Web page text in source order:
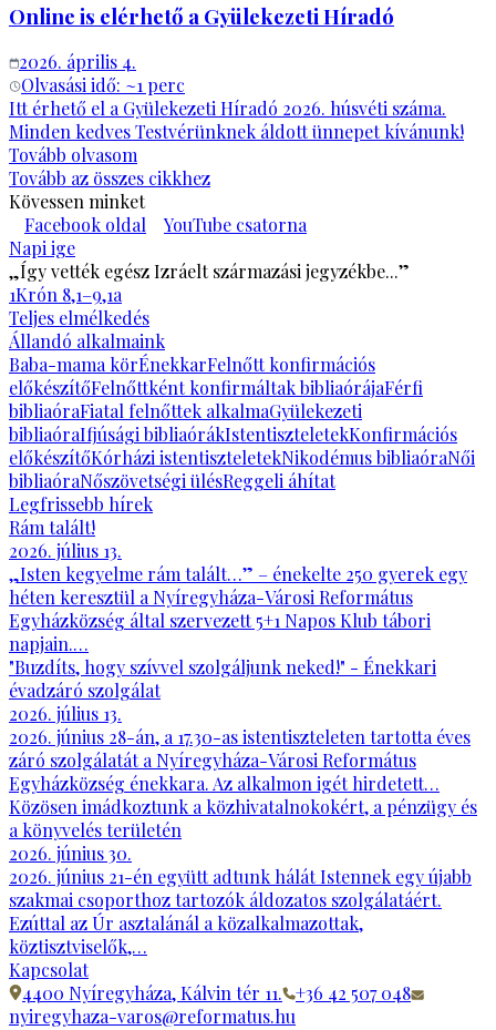
Online is elérhető a Gyülekezeti Híradó
2026. április 4.
Olvasási idő: ~1 perc
Itt érhető el a Gyülekezeti Híradó 2026. húsvéti száma.
Minden kedves Testvérünknek áldott ünnepet kívánunk!
Tovább olvasom
Tovább az összes cikkhez
Kövessen minket
Facebook oldal
YouTube csatorna
Napi ige
„Így vették egész Izráelt származási jegyzékbe...”
1Krón 8,1–9,1a
Teljes elmélkedés
Állandó alkalmaink
Baba-mama körÉnekkarFelnőtt konfirmációs
előkészítőFelnőttként konfirmáltak bibliaórájaFérfi
bibliaóraFiatal felnőttek alkalmaGyülekezeti
bibliaóraIfjúsági bibliaórákIstentiszteletekKonfirmációs
előkészítőKórházi istentiszteletekNikodémus bibliaóraNői
bibliaóraNőszövetségi ülésReggeli áhítat
Legfrissebb hírek
Rám talált!
2026. július 13.
„Isten kegyelme rám talált…” – énekelte 250 gyerek egy
héten keresztül a Nyíregyháza-Városi Református
Egyházközség által szervezett 5+1 Napos Klub tábori
napjain.…
"Buzdíts, hogy szívvel szolgáljunk neked!" - Énekkari
évadzáró szolgálat
2026. július 13.
2026. június 28-án, a 17.30-as istentiszteleten tartotta éves
záró szolgálatát a Nyíregyháza-Városi Református
Egyházközség énekkara. Az alkalmon igét hirdetett…
Közösen imádkoztunk a közhivatalnokokért, a pénzügy és
a könyvelés területén
2026. június 30.
2026. június 21-én együtt adtunk hálát Istennek egy újabb
szakmai csoporthoz tartozók áldozatos szolgálatáért.
Ezúttal az Úr asztalánál a közalkalmazottak,
köztisztviselők,…
Kapcsolat
4400 Nyíregyháza, Kálvin tér 11.
+36 42 507 048
nyiregyhaza-varos@reformatus.hu